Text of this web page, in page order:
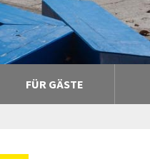
FÜR GÄSTE